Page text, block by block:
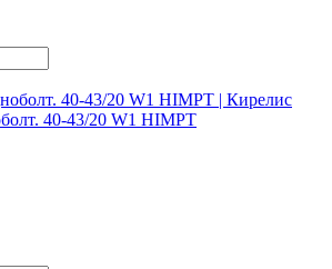
40-43/20 W1 HIMPT